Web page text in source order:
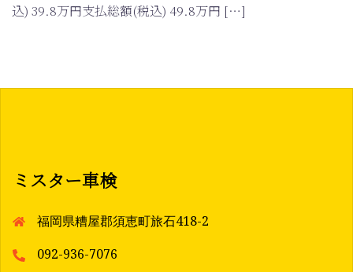
込) 39.8万円支払総額(税込) 49.8万円 […]
ミスター車検
福岡県糟屋郡須恵町旅石418-2
092-936-7076